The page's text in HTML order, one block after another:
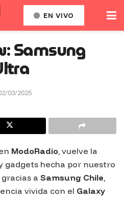
EN VIVO
Samsung
03/2025
ModoRadio, vuelve la
gadgets hecha por nuestro
a Samsung Chile,
vivida con el Galaxy